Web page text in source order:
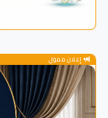
إعلان ممول